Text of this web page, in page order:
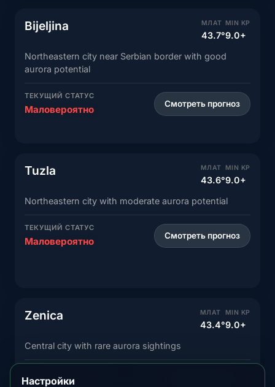
Bijeljina МЛАТ
43.7°
MIN KP
9.0+
Northeastern city near Serbian border with good
aurora potential
ТЕКУЩИЙ СТАТУС
Маловероятно Смотреть прогноз
Tuzla МЛАТ
43.6°
MIN KP
9.0+
Northeastern city with moderate aurora potential
ТЕКУЩИЙ СТАТУС
Маловероятно Смотреть прогноз
Zenica МЛАТ
43.4°
MIN KP
9.0+
Central city with rare aurora sightings
Настройки